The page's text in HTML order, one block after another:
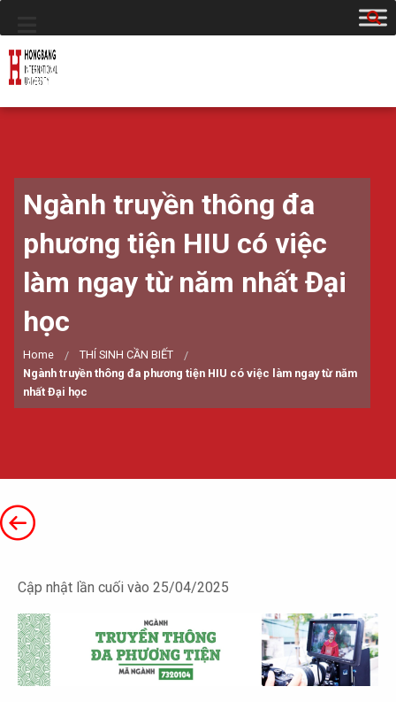
Ngành truyền thông đa
phương tiện HIU có việc
làm ngay từ năm nhất Đại
học
Home
THÍ SINH CẦN BIẾT
Ngành truyền thông đa phương tiện HIU có việc làm ngay từ năm
nhất Đại học
Cập nhật lần cuối vào 25/04/2025